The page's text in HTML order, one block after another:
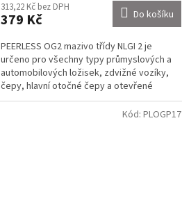
313,22 Kč bez DPH
379 Kč Do košíku
PEERLESS OG2 mazivo třídy NLGI 2 je
určeno pro všechny typy průmyslových a
automobilových ložisek, zdvižné vozíky,
čepy, hlavní otočné čepy a otevřené
převody. Překračuje...
Kód: PLOGP17